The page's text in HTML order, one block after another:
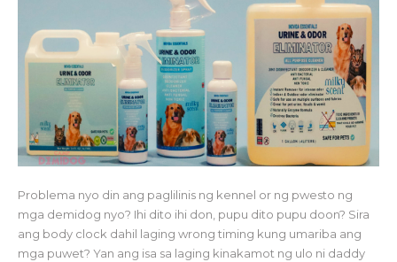
Problema nyo din ang paglilinis ng kennel or ng pwesto ng
mga demidog nyo? Ihi dito ihi don, pupu dito pupu doon? Sira
ang body clock dahil laging wrong timing kung umariba ang
mga puwet? Yan ang isa sa laging kinakamot ng ulo ni daddy